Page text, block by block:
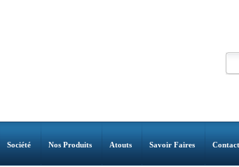
Société Nos Produits Atouts Savoir Faires